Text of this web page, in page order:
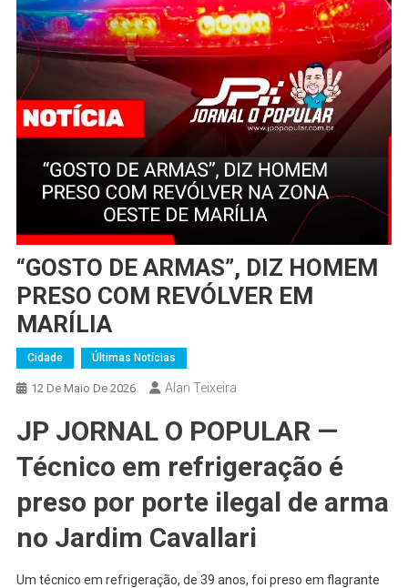
“GOSTO DE ARMAS”, DIZ HOMEM
PRESO COM REVÓLVER EM
MARÍLIA
Cidade Últimas Notícias
12 De Maio De 2026 Alan Teixeira
JP JORNAL O POPULAR —
Técnico em refrigeração é
preso por porte ilegal de arma
no Jardim Cavallari
Um técnico em refrigeração, de 39 anos, foi preso em flagrante